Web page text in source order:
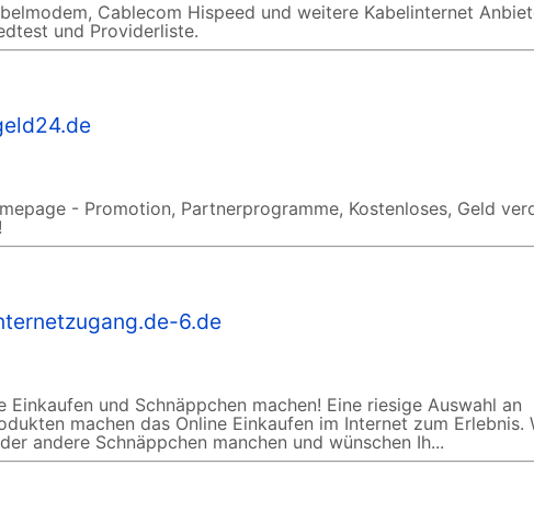
Cablecom Hispeed und weitere Kabelinternet
und Providerliste.
- Promotion, Partnerprogramme, Kostenloses, Geld
6.de
und Schnäppchen machen! Eine riesige Auswahl an
machen das Online Einkaufen im Internet zum Erlebnis.
andere Schnäppchen manchen und wünschen Ih...